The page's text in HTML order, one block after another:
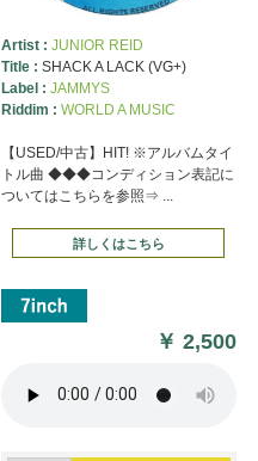
Artist : JUNIOR REID
Title : SHACK A LACK (VG+)
Label : JAMMYS
Riddim : WORLD A MUSIC
【USED/中古】HIT! ※アルバムタイ
トル曲 ◆◆◆コンディション表記に
ついてはこちらを参照⇒ ...
詳しくはこちら
￥2,500